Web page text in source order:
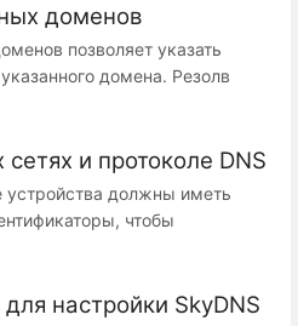
доменов
позволяет указать
домена. Резолв
и протоколе DNS
должны иметь
чтобы
настройки SkyDNS